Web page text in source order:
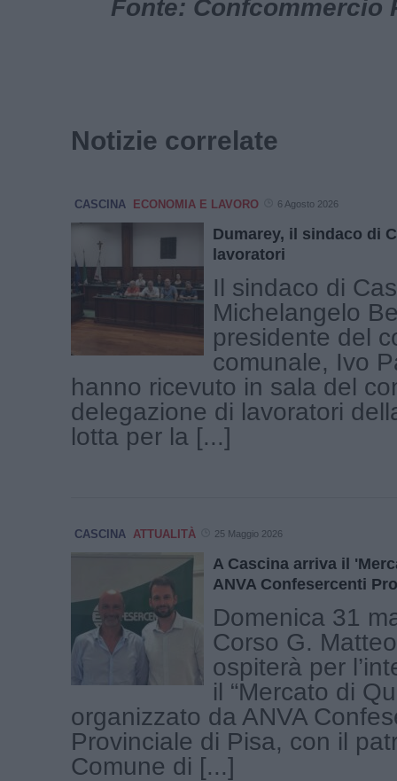
Fonte: Confcommercio
Notizie correlate
CASCINA ECONOMIA E LAVORO 6 Agosto 2026
Dumarey, il sindaco di
lavoratori
Il sindaco di
Michelangelo
presidente del
comunale, Ivo
hanno ricevuto in sala del
delegazione di lavoratori
lotta per la [...]
CASCINA ATTUALITÀ 25 Maggio 2026
A Cascina arriva il
ANVA Confesercenti
Domenica 31
Corso G.
ospiterà per
il “Mercato di
organizzato da ANVA
Provinciale di Pisa, con il
Comune di [...]